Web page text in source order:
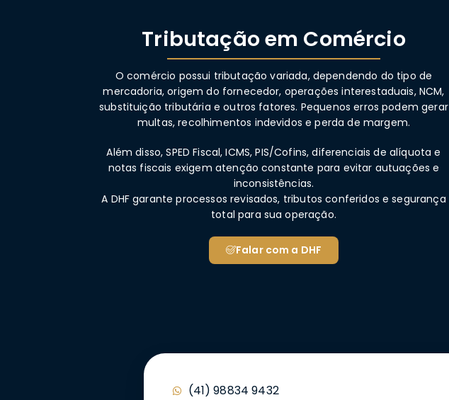
Tributação em Comércio
O comércio possui tributação variada, dependendo do tipo de
mercadoria, origem do fornecedor, operações interestaduais, NCM,
substituição tributária e outros fatores. Pequenos erros podem gerar
multas, recolhimentos indevidos e perda de margem.
Além disso, SPED Fiscal, ICMS, PIS/Cofins, diferenciais de alíquota e
notas fiscais exigem atenção constante para evitar autuações e
inconsistências.
A DHF garante processos revisados, tributos conferidos e segurança
total para sua operação.
Falar com a DHF
(41) 98834 9432